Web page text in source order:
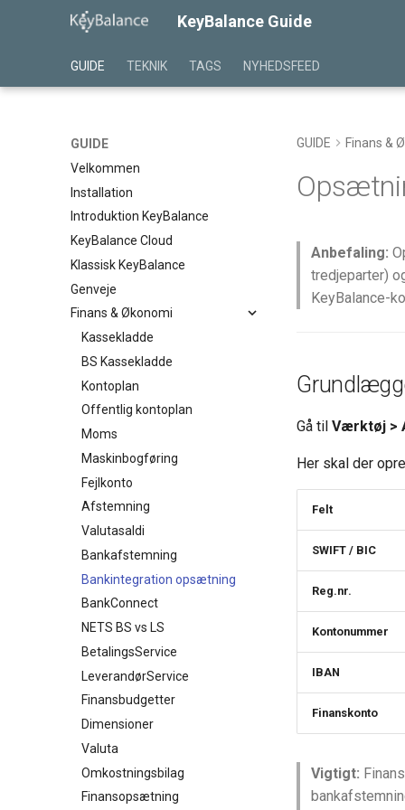
KeyBalance Guide
GUIDE TEKNIK TAGS NYHEDSFEED
GUIDE
Velkommen
Installation
Introduktion KeyBalance
KeyBalance Cloud
Klassisk KeyBalance
Genveje
Finans & Økonomi
Kassekladde
BS Kassekladde
Kontoplan
Offentlig kontoplan
Moms
Maskinbogføring
Fejlkonto
Afstemning
Valutasaldi
Bankafstemning
Bankintegration opsætning
BankConnect
NETS BS vs LS
BetalingsService
LeverandørService
Finansbudgetter
Dimensioner
Valuta
Omkostningsbilag
Finansopsætning
GUIDE Finans &
Anbefaling:
tredjeparter)
KeyBalance-
Gå til Værktøj >
Her skal der
Felt
SWIFT / BIC
Reg.nr.
Kontonummer
IBAN
Finanskonto
Vigtigt: